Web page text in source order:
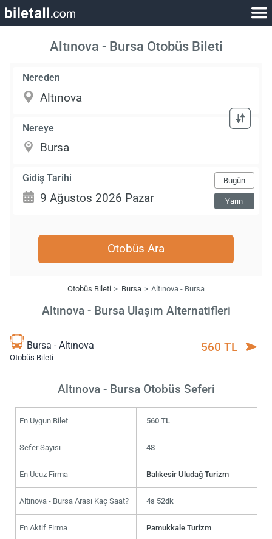
Altınova - Bursa Otobüs Bileti
Nereden
Nereye
Gidiş Tarihi Bugün
Yarın
Otobüs Ara
Otobüs Bileti Bursa Altınova - Bursa
Altınova - Bursa Ulaşım Alternatifleri
Bursa - Altınova
Otobüs Bileti
560 TL
Altınova - Bursa Otobüs Seferi
En Uygun Bilet 560 TL
Sefer Sayısı 48
En Ucuz Firma Balıkesir Uludağ Turizm
Altınova - Bursa Arası Kaç Saat? 4s 52dk
En Aktif Firma Pamukkale Turizm